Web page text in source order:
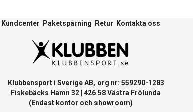
Kundcenter Paketspårning Retur Kontakta oss
Klubbensport i Sverige AB, org nr: 559290-1283
Fiskebäcks Hamn 32 | 426 58 Västra Frölunda
(Endast kontor och showroom)